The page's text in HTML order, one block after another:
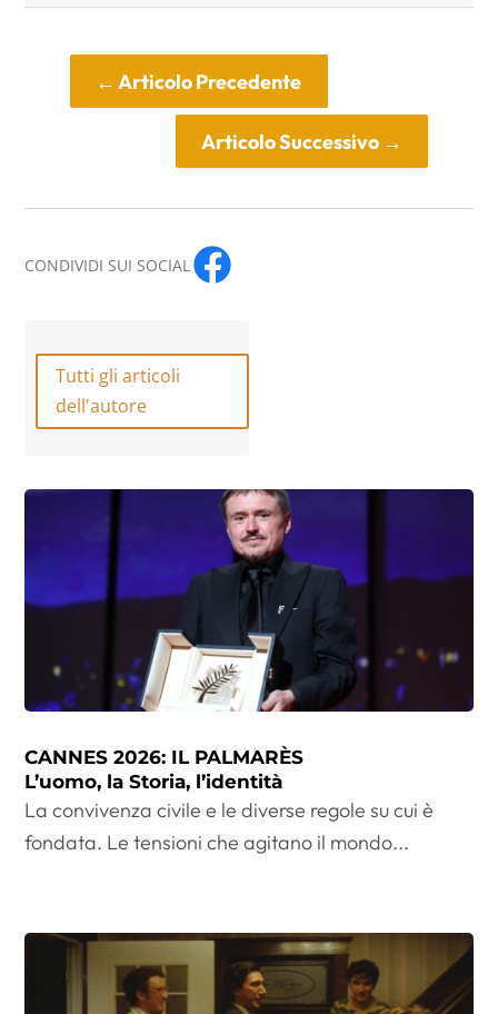
←Articolo Precedente
Articolo Successivo→
CONDIVIDI SUI SOCIAL
Tutti gli articoli
dell'autore
CANNES 2026: IL PALMARÈS
L’uomo, la Storia, l’identità
La convivenza civile e le diverse regole su cui è
fondata. Le tensioni che agitano il mondo...